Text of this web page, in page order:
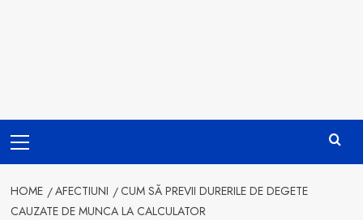
Menu
HOME AFECTIUNI
CUM SĂ PREVII DURERILE DE DEGETE
CAUZATE DE MUNCA LA CALCULATOR